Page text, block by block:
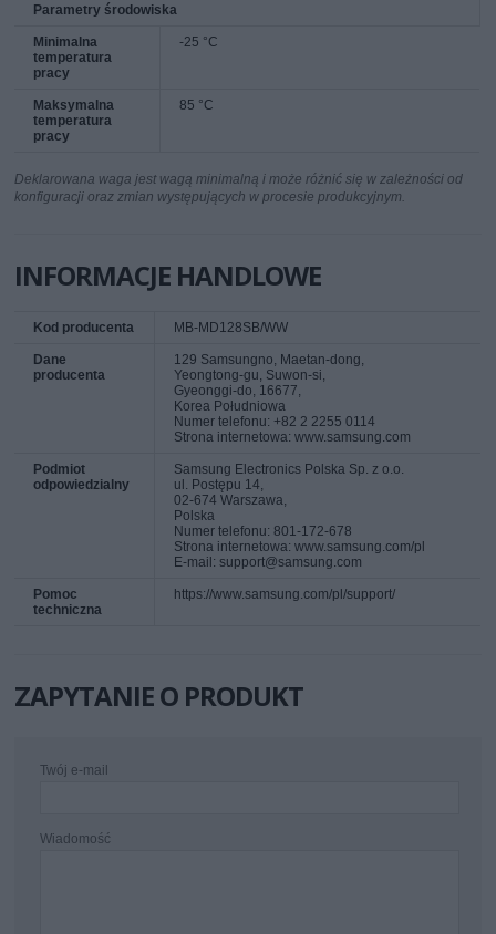
Parametry środowiska
Minimalna
temperatura
pracy
-25 °C
Maksymalna
temperatura
pracy
85 °C
Deklarowana waga jest wagą minimalną i może różnić się w zależności od
konfiguracji oraz zmian występujących w procesie produkcyjnym.
INFORMACJE HANDLOWE
Kod producenta MB-MD128SB/WW
Dane
producenta
129 Samsungno, Maetan-dong,
Yeongtong-gu, Suwon-si,
Gyeonggi-do, 16677,
Korea Południowa
Numer telefonu: +82 2 2255 0114
Strona internetowa: www.samsung.com
Podmiot
odpowiedzialny
Samsung Electronics Polska Sp. z o.o.
ul. Postępu 14,
02-674 Warszawa,
Polska
Numer telefonu: 801-172-678
Strona internetowa: www.samsung.com/pl
E-mail: support@samsung.com
Pomoc
techniczna
https://www.samsung.com/pl/support/
ZAPYTANIE O PRODUKT
Twój e-mail
Wiadomość